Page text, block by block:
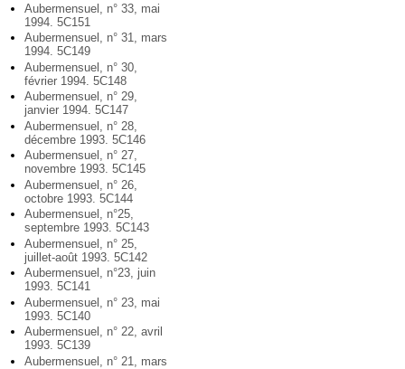
Aubermensuel, n° 33, mai
1994. 5C151
Aubermensuel, n° 31, mars
1994. 5C149
Aubermensuel, n° 30,
février 1994. 5C148
Aubermensuel, n° 29,
janvier 1994. 5C147
Aubermensuel, n° 28,
décembre 1993. 5C146
Aubermensuel, n° 27,
novembre 1993. 5C145
Aubermensuel, n° 26,
octobre 1993. 5C144
Aubermensuel, n°25,
septembre 1993. 5C143
Aubermensuel, n° 25,
juillet-août 1993. 5C142
Aubermensuel, n°23, juin
1993. 5C141
Aubermensuel, n° 23, mai
1993. 5C140
Aubermensuel, n° 22, avril
1993. 5C139
Aubermensuel, n° 21, mars